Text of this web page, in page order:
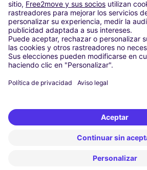
Madrid
Washington DC
Milán
Roma
Turín
Viena
Berlín
Düsseldorf